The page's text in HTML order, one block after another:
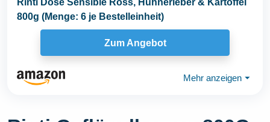
Rinti Dose Sensible Ross, Hühnerleber & Kartoffel
800g (Menge: 6 je Bestelleinheit)
Zum Angebot
Mehr anzeigen ⏷